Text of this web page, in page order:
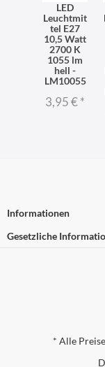
LED
Leuchtmit
tel E27
10,5 Watt
2700 K
1055 lm
hell -
LM10055
3,95 €*
Informationen
Gesetzliche
* Alle